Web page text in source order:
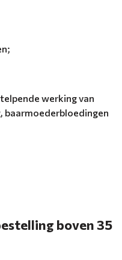
werking van
baarmoederbloedingen
boven 35